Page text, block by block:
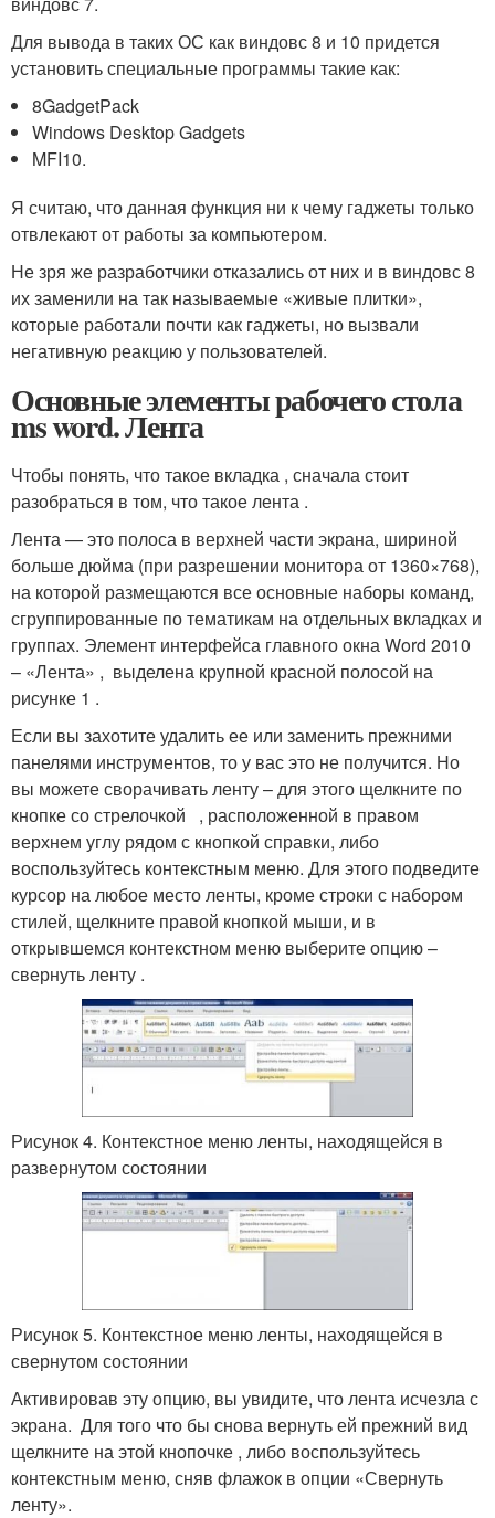
Для вывода в таких ОС как виндовс 8 и 10 придется
установить специальные программы такие как:
8GadgetPack
Windows Desktop Gadgets
MFI10.
Я считаю, что данная функция ни к чему гаджеты только
отвлекают от работы за компьютером.
Не зря же разработчики отказались от них и в виндовс 8
их заменили на так называемые «живые плитки»,
которые работали почти как гаджеты, но вызвали
негативную реакцию у пользователей.
Основные элементы рабочего стола
ms word. Лента
Чтобы понять, что такое вкладка , сначала стоит
разобраться в том, что такое лента .
Лента — это полоса в верхней части экрана, шириной
больше дюйма (при разрешении монитора от 1360×768),
на которой размещаются все основные наборы команд,
сгруппированные по тематикам на отдельных вкладках и
группах. Элемент интерфейса главного окна Word 2010
– «Лента» , выделена крупной красной полосой на
рисунке 1 .
Если вы захотите удалить ее или заменить прежними
панелями инструментов, то у вас это не получится. Но
вы можете сворачивать ленту – для этого щелкните по
кнопке со стрелочкой , расположенной в правом
верхнем углу рядом с кнопкой справки, либо
воспользуйтесь контекстным меню. Для этого подведите
курсор на любое место ленты, кроме строки с набором
стилей, щелкните правой кнопкой мыши, и в
открывшемся контекстном меню выберите опцию –
свернуть ленту .
Рисунок 4. Контекстное меню ленты, находящейся в
развернутом состоянии
Рисунок 5. Контекстное меню ленты, находящейся в
свернутом состоянии
Активировав эту опцию, вы увидите, что лента исчезла с
экрана. Для того что бы снова вернуть ей прежний вид
щелкните на этой кнопочке , либо воспользуйтесь
контекстным меню, сняв флажок в опции «Свернуть
ленту».